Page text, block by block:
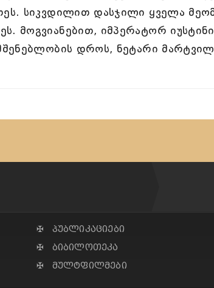
სიკვდილით დასჯილი ყველა
მოგვიანებით, იმპერატორ
დროს, ნეტარი
✠ პუბლიკაციები
✠ ბიბილოთეკა
✠ მულტფილმები